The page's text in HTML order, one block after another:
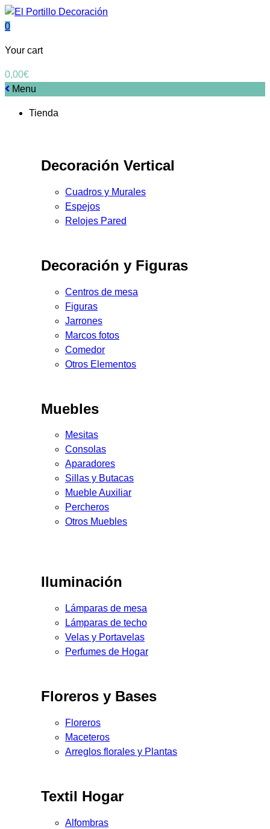
0
Your cart
0,00€
Menu
Tienda
Decoración Vertical
Cuadros y Murales
Espejos
Relojes Pared
Decoración y Figuras
Centros de mesa
Figuras
Jarrones
Marcos fotos
Comedor
Otros Elementos
Muebles
Mesitas
Consolas
Aparadores
Sillas y Butacas
Mueble Auxiliar
Percheros
Otros Muebles
Iluminación
Lámparas de mesa
Lámparas de techo
Velas y Portavelas
Perfumes de Hogar
Floreros y Bases
Floreros
Maceteros
Arreglos florales y Plantas
Textil Hogar
Alfombras